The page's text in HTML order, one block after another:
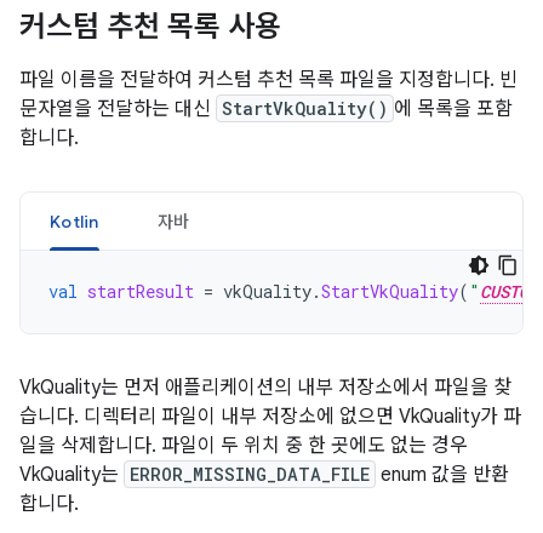
커스텀 추천 목록 사용
파일 이름을 전달하여 커스텀 추천 목록 파일을 지정합니다. 빈
문자열을 전달하는 대신 StartVkQuality() 에 목록을 포함
합니다.
Kotlin 자바
val startResult = vkQuality.StartVkQuality( "
VkQuality는 먼저 애플리케이션의 내부 저장소에서 파일을 찾
습니다. 디렉터리 파일이 내부 저장소에 없으면 VkQuality가 파
일을 삭제합니다. 파일이 두 위치 중 한 곳에도 없는 경우
VkQuality는 ERROR_MISSING_DATA_FILE enum 값을 반환
합니다.